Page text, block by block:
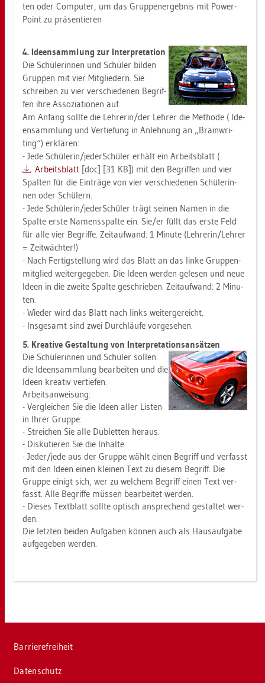
ten oder Com­pu­ter, um das Grup­pen­er­geb­nis mit Power­
Point zu prä­sen­tie­ren
4. Ide­en­samm­lung zur In­ter­pre­ta­ti­on
Die Schü­le­rin­nen und Schü­ler bil­den
Grup­pen mit vier Mit­glie­dern. Sie
schrei­ben zu vier ver­schie­de­nen Be­grif­
fen ihre As­so­zia­tio­nen auf.
Am An­fang soll­te die Leh­re­rin/der Leh­rer die Me­tho­de ( Ide­
en­samm­lung und Ver­tie­fung in An­leh­nung an „Brain­wri­
ting“) er­klä­ren:
- Jede Schü­le­rin/je­der­Schü­ler er­hält ein Ar­beits­blatt (
Ar­beits­blatt [doc] [31 KB]) mit den Be­grif­fen und vier
Spal­ten für die Ein­trä­ge von vier ver­schie­de­nen Schü­le­rin­
nen oder Schü­lern.
- Jede Schü­le­rin/je­der­Schü­ler trägt sei­nen Namen in die
Spal­te erste Na­mens­spal­te ein. Sie/er füllt das erste Feld
für alle vier Be­grif­fe. Zeit­auf­wand: 1 Mi­nu­te (Leh­re­rin/Leh­rer
= Zeit­wäch­ter!)
- Nach Fer­tig­stel­lung wird das Blatt an das linke Grup­pen­
mit­glied wei­ter­ge­ge­ben. Die Ideen wer­den ge­le­sen und neue
Ideen in die zwei­te Spal­te ge­schrie­ben. Zeit­auf­wand: 2 Mi­nu­
ten.
- Wie­der wird das Blatt nach links wei­ter­ge­reicht.
- Ins­ge­samt sind zwei Durch­läu­fe vor­ge­se­hen.
5. Krea­ti­ve Ge­stal­tung von In­ter­pre­ta­ti­ons­an­sät­zen
Die Schü­le­rin­nen und Schü­ler sol­len
die Ide­en­samm­lung be­ar­bei­ten und die
Ideen krea­tiv ver­tie­fen.
Ar­beits­an­wei­sung:
- Ver­glei­chen Sie die Ideen aller Lis­ten
in Ihrer Grup­pe:
- Strei­chen Sie alle Du­blet­ten her­aus.
- Dis­ku­tie­ren Sie die In­hal­te.
- Jeder/jede aus der Grup­pe wählt einen Be­griff und ver­fasst
mit den Ideen einen klei­nen Text zu die­sem Be­griff. Die
Grup­pe ei­nigt sich, wer zu wel­chem Be­griff einen Text ver­
fasst. Alle Be­grif­fe müs­sen be­ar­bei­tet wer­den.
- Die­ses Text­blatt soll­te op­tisch an­spre­chend ge­stal­tet wer­
den.
Die letz­ten bei­den Auf­ga­ben kön­nen auch als Haus­auf­ga­be
auf­ge­ge­ben wer­den.
Bar­rie­re­frei­heit
Da­ten­schutz